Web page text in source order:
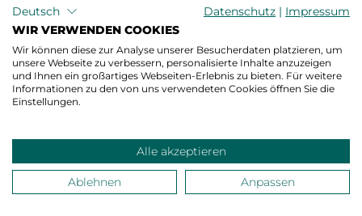
MEHR ERFAHREN
Deutsch Datenschutz | Impressum
WIR VERWENDEN COOKIES
Wir können diese zur Analyse unserer Besucherdaten platzieren, um
unsere Webseite zu verbessern, personalisierte Inhalte anzuzeigen
und Ihnen ein großartiges Webseiten-Erlebnis zu bieten. Für weitere
Informationen zu den von uns verwendeten Cookies öffnen Sie die
Einstellungen.
Alle akzeptieren
Ablehnen Anpassen